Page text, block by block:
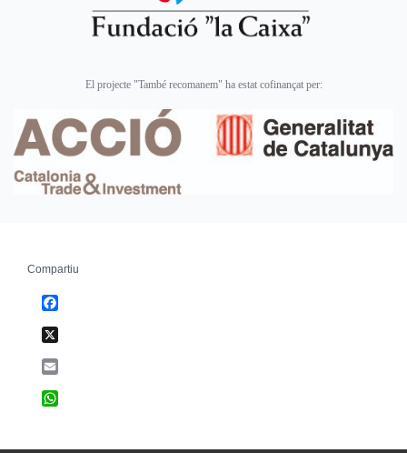
El projecte "També recomanem" ha estat cofinançat per:
Compartiu